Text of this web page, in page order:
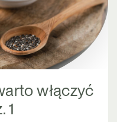
włączyć
1